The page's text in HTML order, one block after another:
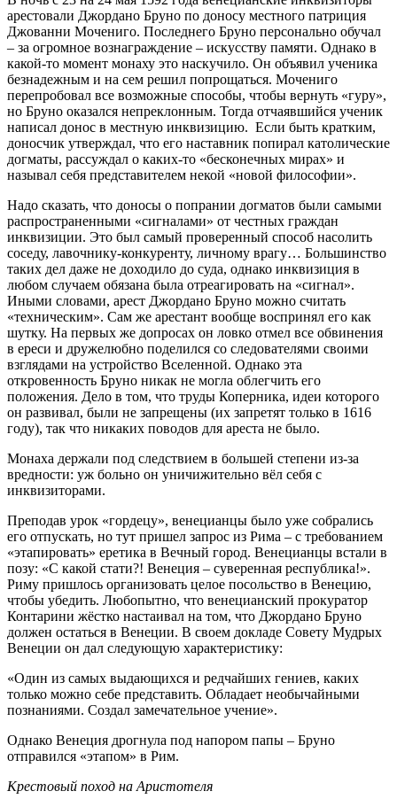
арестовали Джордано Бруно по доносу местного патриция
Джованни Мочениго. Последнего Бруно персонально обучал
– за огромное вознаграждение – искусству памяти. Однако в
какой-то момент монаху это наскучило. Он объявил ученика
безнадежным и на сем решил попрощаться. Мочениго
перепробовал все возможные способы, чтобы вернуть «гуру»,
но Бруно оказался непреклонным. Тогда отчаявшийся ученик
написал донос в местную инквизицию. Если быть кратким,
доносчик утверждал, что его наставник попирал католические
догматы, рассуждал о каких-то «бесконечных мирах» и
называл себя представителем некой «новой философии».
Надо сказать, что доносы о попрании догматов были самыми
распространенными «сигналами» от честных граждан
инквизиции. Это был самый проверенный способ насолить
соседу, лавочнику-конкуренту, личному врагу… Большинство
таких дел даже не доходило до суда, однако инквизиция в
любом случаем обязана была отреагировать на «сигнал».
Иными словами, арест Джордано Бруно можно считать
«техническим». Сам же арестант вообще воспринял его как
шутку. На первых же допросах он ловко отмел все обвинения
в ереси и дружелюбно поделился со следователями своими
взглядами на устройство Вселенной. Однако эта
откровенность Бруно никак не могла облегчить его
положения. Дело в том, что труды Коперника, идеи которого
он развивал, были не запрещены (их запретят только в 1616
году), так что никаких поводов для ареста не было.
Монаха держали под следствием в большей степени из-за
вредности: уж больно он уничижительно вёл себя с
инквизиторами.
Преподав урок «гордецу», венецианцы было уже собрались
его отпускать, но тут пришел запрос из Рима – с требованием
«этапировать» еретика в Вечный город. Венецианцы встали в
позу: «С какой стати?! Венеция – суверенная республика!».
Риму пришлось организовать целое посольство в Венецию,
чтобы убедить. Любопытно, что венецианский прокуратор
Контарини жёстко настаивал на том, что Джордано Бруно
должен остаться в Венеции. В своем докладе Совету Мудрых
Венеции он дал следующую характеристику:
«Один из самых выдающихся и редчайших гениев, каких
только можно себе представить. Обладает необычайными
познаниями. Создал замечательное учение».
Однако Венеция дрогнула под напором папы – Бруно
отправился «этапом» в Рим.
Крестовый поход на Аристотеля